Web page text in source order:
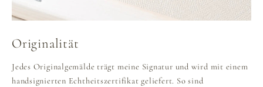
Originalität
Jedes Originalgemälde trägt meine Signatur und wird mit einem
handsignierten Echtheitszertifikat geliefert. So sind